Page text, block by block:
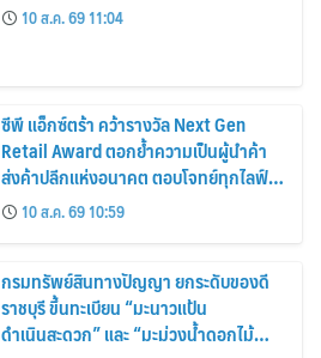
10 ส.ค. 69 11:04
ซีพี แอ็กซ์ตร้า คว้ารางวัล Next Gen
Retail Award ตอกย้ำความเป็นผู้นำค้า
ส่งค้าปลีกแห่งอนาคต ตอบโจทย์ทุกไลฟ์
สไตล์ผู้บริโภค
10 ส.ค. 69 10:59
กรมทรัพย์สินทางปัญญา ยกระดับของดี
ราชบุรี ขึ้นทะเบียน “มะนาวแป้น
ดำเนินสะดวก” และ “มะม่วงน้ำดอกไม้